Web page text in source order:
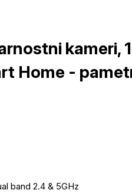
kameri,
Home -
band 2.4 & 5GHz